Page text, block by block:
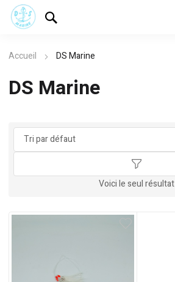
Accueil DS Marine
DS Marine
Voici le seul résultat